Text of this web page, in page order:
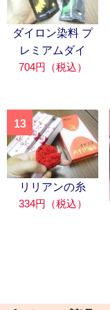
ダイロン染料 プ
レミアムダイ
704円（税込）
13
リリアンの糸
334円（税込）